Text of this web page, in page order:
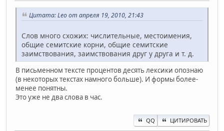
Цитата: Leo от апреля 19, 2010, 21:43
Слов много схожих: числительные, местоимения,
общие семитские корни, общие семитские
заимствования, заимствования друг у друга и т. д.
В письменном тексте процентов десять лексики опознаю
(в некоторых текстах намного больше). И формы более-
менее понятны.
Это уже не два слова в час.
QQ ЦИТИРОВАТЬ